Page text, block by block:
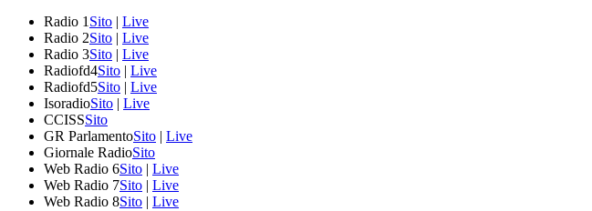
Radio 1 Sito | Live
Radio 2Sito | Live
Radio 3Sito | Live
Radiofd4Sito | Live
Radiofd5Sito | Live
IsoradioSito | Live
CCISSSito
GR ParlamentoSito | Live
Giornale RadioSito
Web Radio 6Sito | Live
Web Radio 7Sito | Live
Web Radio 8Sito | Live